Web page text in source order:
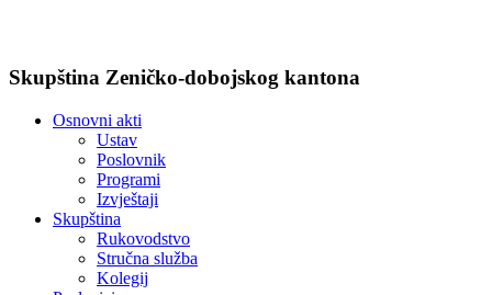
Skupština Zeničko-dobojskog kantona
Osnovni akti
Ustav
Poslovnik
Programi
Izvještaji
Skupština
Rukovodstvo
Stručna služba
Kolegij